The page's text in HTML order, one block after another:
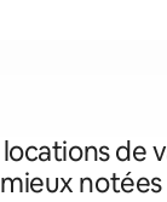
locations de
mieux notées